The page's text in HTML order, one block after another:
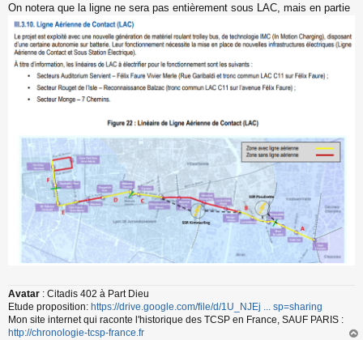
On notera que la ligne ne sera pas entièrement sous LAC, mais en partie
Avatar : Citadis 402 à Part Dieu
Etude proposition: https://drive.google.com/file/d/1U_NJEj ... sp=sharing
Mon site internet qui raconte l'historique des TCSP en France, SAUF PARIS :
http://chronologie-tcsp-france.fr